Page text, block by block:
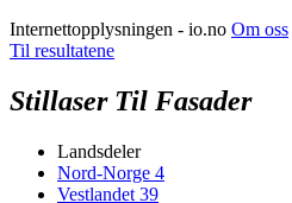
Internettopplysningen - io.no Om oss
Til resultatene
Stillaser Til Fasader
Landsdeler
Nord-Norge 4
Vestlandet 39